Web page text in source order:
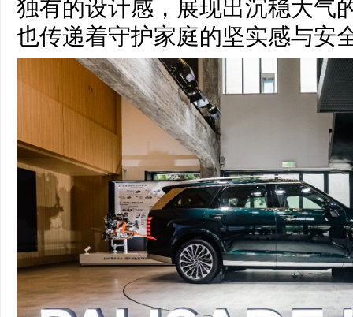
独有的设计感，展现出沉稳大气
也传递着守护家庭的坚实感与安